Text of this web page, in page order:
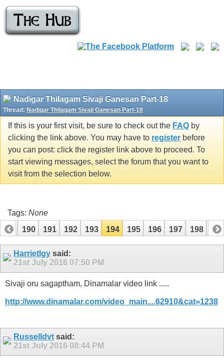
Nadigar Thilagam Sivaji Ganesan Part-18
Thread: Nadigar Thilagam Sivaji Ganesan Part-18
If this is your first visit, be sure to check out the FAQ by
clicking the link above. You may have to register before
you can post: click the register link above to proceed. To
start viewing messages, select the forum that you want to
visit from the selection below.
Tags: None
189
190 191 192 193 194 195 196 197 198 199
209 210
Harrietlgy said:
21st July 2016 07:50 PM
Sivaji oru sagaptham, Dinamalar video link .....
http://www.dinamalar.com/video_main....62910&cat=1238
Russelldvt said:
21st July 2016 08:44 PM